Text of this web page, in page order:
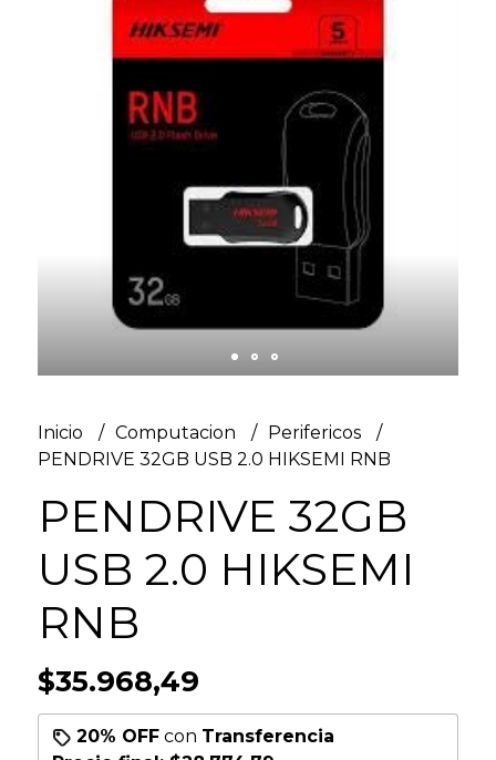
Inicio Computacion
Perifericos
PENDRIVE 32GB USB 2.0 HIKSEMI RNB
PENDRIVE 32GB
USB 2.0 HIKSEMI
RNB
$35.968,49
20% OFFcon Transferencia